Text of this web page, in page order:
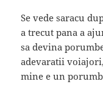
Se vede saracu
a trecut pana a
sa devina
adevaratii
mine e un